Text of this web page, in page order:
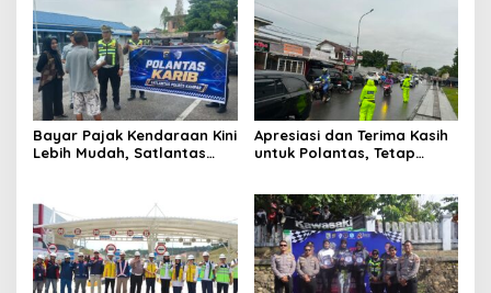
SEMANGAT KESELAMATAN,
NASIONALISME DAN GREEN
POLICING JELANG HUT KE-81
RI
Putih Hadirkan Kepedulian
Nyata untuk Negeri
Bayar Pajak Kendaraan Kini
Lebih Mudah, Satlantas
Program Pemutihan
Apresiasi dan Terima Kasih
untuk Polantas, Tetap